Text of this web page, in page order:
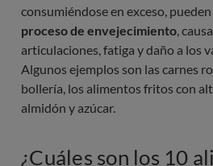
consumiéndose en exceso,
proceso de envejecimiento,
articulaciones, fatiga y daño a los
Algunos ejemplos son las carnes
bollería, los alimentos fritos con
almidón y azúcar.
¿Cuáles son los 10